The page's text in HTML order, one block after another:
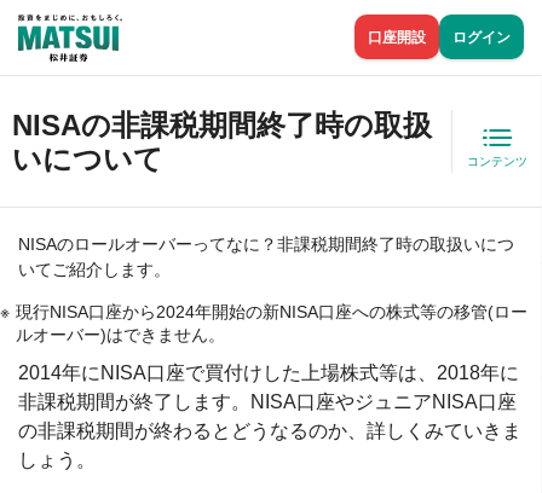
口座開設 ログイン
NISAの非課税期間終了時の取扱
いについて
コンテンツ
NISAのロールオーバーってなに？非課税期間終了時の取扱いにつ
いてご紹介します。
現行NISA口座から2024年開始の新NISA口座への株式等の移管(ロー
ルオーバー)はできません。
2014年にNISA口座で買付けした上場株式等は、2018年に
非課税期間が終了します。NISA口座やジュニアNISA口座
の非課税期間が終わるとどうなるのか、詳しくみていきま
しょう。